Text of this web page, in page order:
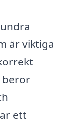
är viktiga
beror
ett